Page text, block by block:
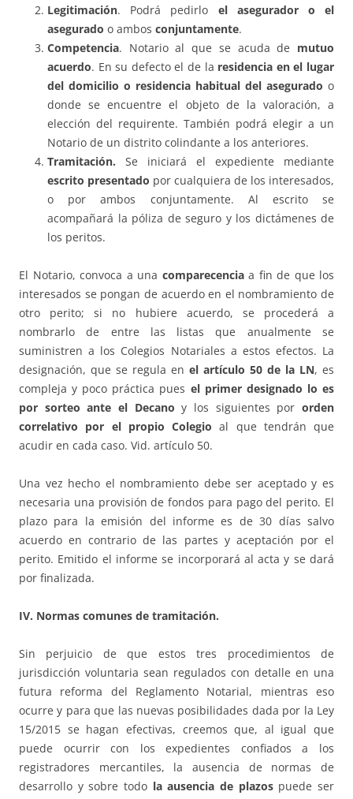
Legitimación. Podrá pedirlo el asegurador o el
asegurado o ambos conjuntamente.
Competencia. Notario al que se acuda de mutuo
acuerdo. En su defecto el de la residencia en el lugar
del domicilio o residencia habitual del asegurado o
donde se encuentre el objeto de la valoración, a
elección del requirente. También podrá elegir a un
Notario de un distrito colindante a los anteriores.
Tramitación. Se iniciará el expediente mediante
escrito presentado por cualquiera de los interesados,
o por ambos conjuntamente. Al escrito se
acompañará la póliza de seguro y los dictámenes de
los peritos.
El Notario, convoca a una comparecenciaa fin de que los
interesados se pongan de acuerdo en el nombramiento de
otro perito; si no hubiere acuerdo, se procederá a
nombrarlo de entre las listas que anualmente se
suministren a los Colegios Notariales a estos efectos. La
designación, que se regula en el artículo 50 de la LN, es
compleja y poco práctica pues el primer designado lo es
por sorteo ante el Decano y los siguientes pororden
correlativo por el propio Colegioal que tendrán que
acudir en cada caso. Vid. artículo 50.
Una vez hecho el nombramiento debe ser aceptado y es
necesaria una provisión de fondos para pago del perito. El
plazo para la emisión del informe es de 30 días salvo
acuerdo en contrario de las partes y aceptación por el
perito. Emitido el informe se incorporará al acta y se dará
por finalizada.
IV. Normas comunes de tramitación.
Sin perjuicio de que estos tres procedimientos de
jurisdicción voluntaria sean regulados con detalle en una
futura reforma del Reglamento Notarial, mientras eso
ocurre y para que las nuevas posibilidades dada por la Ley
15/2015 se hagan efectivas, creemos que, al igual que
puede ocurrir con los expedientes confiados a los
registradores mercantiles, la ausencia de normas de
desarrollo y sobre todo la ausencia de plazospuede ser